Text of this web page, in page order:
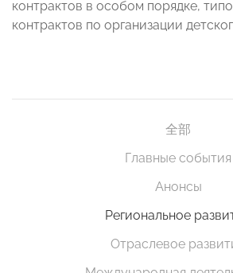
контрактов в особом порядке,
контрактов по организации
全部
Главные события
Анонсы
Региональное
Отраслевое